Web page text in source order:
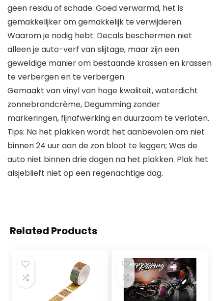
geen residu of schade. Goed verwarmd, het is
gemakkelijker om gemakkelijk te verwijderen.
Waarom je nodig hebt: Decals beschermen niet
alleen je auto-verf van slijtage, maar zijn een
geweldige manier om bestaande krassen en krassen
te verbergen en te verbergen.
Gemaakt van vinyl van hoge kwaliteit, waterdicht
zonnebrandcrème, Degumming zonder
markeringen, fijnafwerking en duurzaam te verlaten.
Tips: Na het plakken wordt het aanbevolen om niet
binnen 24 uur aan de zon bloot te leggen; Was de
auto niet binnen drie dagen na het plakken. Plak het
alsjeblieft niet op een regenachtige dag.
Related Products